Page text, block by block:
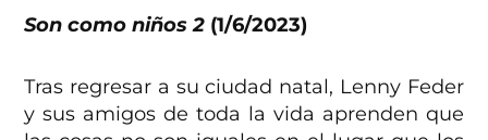
Son como niños 2 (1/6/2023)
Tras regresar a su ciudad natal, Lenny Feder
y sus amigos de toda la vida aprenden que